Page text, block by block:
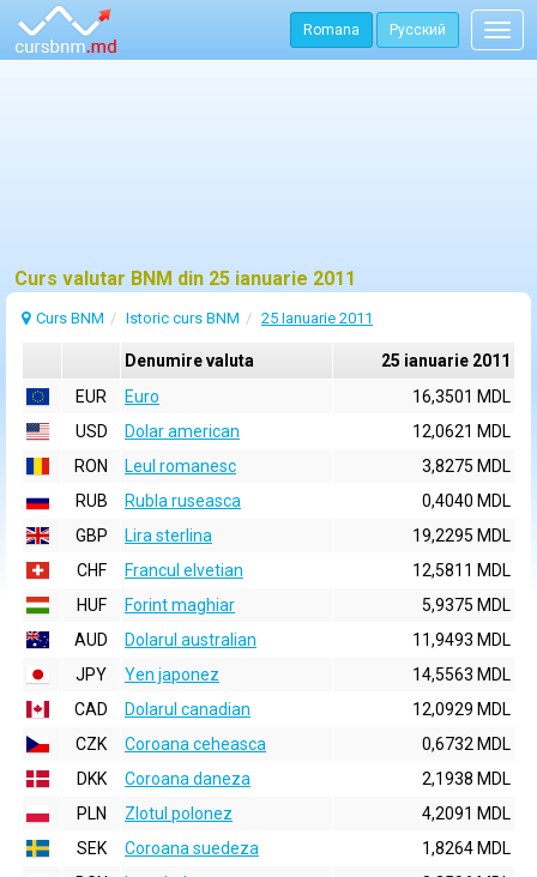
Romana Русский
Curs valutar BNM din 25 ianuarie 2011
Curs BNM Istoric curs BNM 25 Ianuarie 2011
Denumire valuta
25 ianuarie 2011
EUR
Euro
16,3501 MDL
USD
Dolar american
12,0621 MDL
RON
Leul romanesc
3,8275 MDL
RUB
Rubla ruseasca
0,4040 MDL
GBP
Lira sterlina
19,2295 MDL
CHF
Francul elvetian
12,5811 MDL
HUF
Forint maghiar
5,9375 MDL
AUD
Dolarul australian
11,9493 MDL
JPY
Yen japonez
14,5563 MDL
CAD
Dolarul canadian
12,0929 MDL
CZK
Coroana ceheasca
0,6732 MDL
DKK
Coroana daneza
2,1938 MDL
PLN
Zlotul polonez
4,2091 MDL
SEK
Coroana suedeza
1,8264 MDL